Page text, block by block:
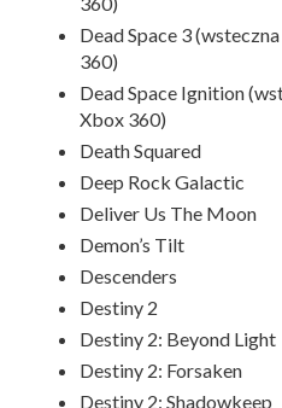
Dead Space 3
360)
Dead Space Ignition
Xbox 360)
Death Squared
Deep Rock Galactic
Deliver Us The Moon
Demon’s Tilt
Descenders
Destiny 2
Destiny 2: Beyond Light
Destiny 2: Forsaken
Destiny 2: Shadowkeep